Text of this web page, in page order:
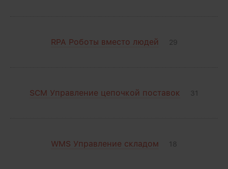
RPA Роботы вместо людей 29
SCM Управление цепочкой поставок 31
WMS Управление складом 18